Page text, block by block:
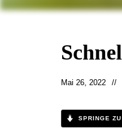
Mai 26, 2022
SPRINGE